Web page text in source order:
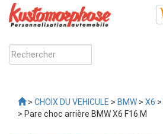
> CHOIX DU VEHICULE > BMW > X6 >
> Pare choc arrière BMW X6 F16 M